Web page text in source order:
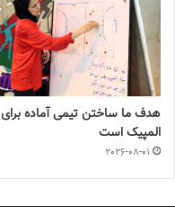
هدف ما ساختن تیمی آماده برای
المپیک است
2026-08-01